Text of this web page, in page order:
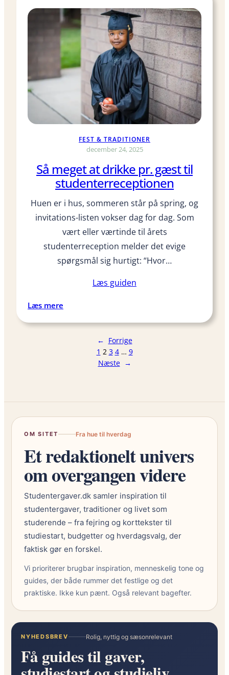
a
n
l
a
v
e
Å
n
å
r
-
b
r
e
e
t
e
n
FEST & TRADITIONER
december 24, 2025
Så meget at drikke pr. gæst til
studenterreceptionen
Huen er i hus, sommeren står på spring, og
invitations-listen vokser dag for dag. Som
vært eller værtinde til årets
studenterreception melder det evige
spørgsmål sig hurtigt: “Hvor…
Læs guiden
Læs mere
a
t
i
k
k
p
r
.
g
æ
t
l
s
t
u
d
← Forrige
1 2 3 4 … 9
Næste →
OM SITET Fra hue til hverdag
Et redaktionelt univers
om overgangen videre
Studentergaver.dk samler inspiration til
studentergaver, traditioner og livet som
studerende – fra fejring og korttekster til
studiestart, budgetter og hverdagsvalg, der
faktisk gør en forskel.
Vi prioriterer brugbar inspiration, menneskelig tone og
guides, der både rummer det festlige og det
praktiske. Ikke kun pænt. Også relevant bagefter.
NYHEDSBREV Rolig, nyttig og sæsonrelevant
Få guides til gaver,